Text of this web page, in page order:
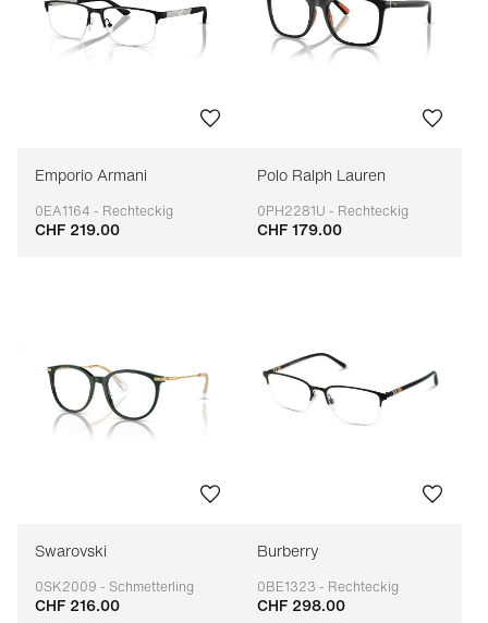
Emporio Armani
0EA1164 - Rechteckig
Anpassbar
CHF 219.00
Polo Ralph Lauren
0PH2281U - Rechteckig
Anpassbar
CHF 179.00
Swarovski
0SK2009 - Schmetterling
Anpassbar
CHF 216.00
Burberry
0BE1323 - Rechteckig
Anpassbar
CHF 298.00